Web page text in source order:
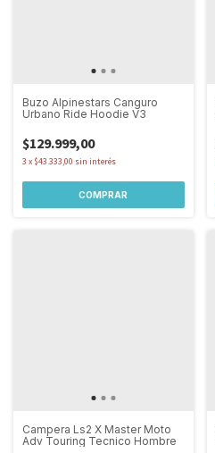
Buzo Alpinestars Canguro
Urbano Ride Hoodie V3
$129.999,00
3 x $43.333,00 sin interés
COMPRAR
Campera Ls2 X Master Moto
Adv Touring Tecnico Hombre